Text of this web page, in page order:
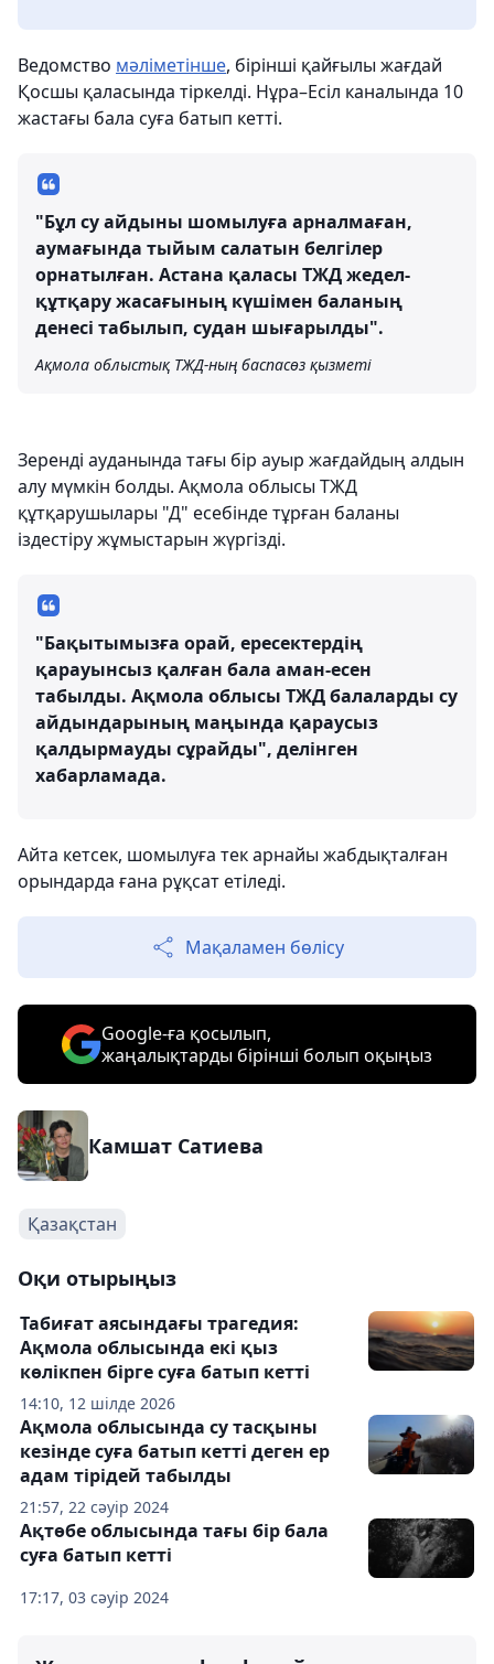
Ведомство мәліметінше, бірінші қайғылы жағдай
Қосшы қаласында тіркелді. Нұра–Есіл каналында 10
жастағы бала суға батып кетті.
"Бұл су айдыны шомылуға арналмаған,
аумағында тыйым салатын белгілер
орнатылған. Астана қаласы ТЖД жедел-
құтқару жасағының күшімен баланың
денесі табылып, судан шығарылды".
Ақмола облыстық ТЖД-ның баспасөз қызметі
Зеренді ауданында тағы бір ауыр жағдайдың алдын
алу мүмкін болды. Ақмола облысы ТЖД
құтқарушылары "Д" есебінде тұрған баланы
іздестіру жұмыстарын жүргізді.
"Бақытымызға орай, ересектердің
қарауынсыз қалған бала аман-есен
табылды. Ақмола облысы ТЖД балаларды су
айдындарының маңында қараусыз
қалдырмауды сұрайды", делінген
хабарламада.
Айта кетсек, шомылуға тек арнайы жабдықталған
орындарда ғана рұқсат етіледі.
Мақаламен бөлісу
Google-ға қосылып,
жаңалықтарды бірінші болып оқыңыз
Камшат Сатиева
Қазақстан
Оқи отырыңыз
14:10, 12 шілде 2026
Табиғат аясындағы трагедия:
Ақмола облысында екі қыз
көлікпен бірге суға батып кетті
21:57, 22 сәуір 2024
Ақмола облысында су тасқыны
кезінде суға батып кетті деген ер
адам тірідей табылды
17:17, 03 сәуір 2024
Ақтөбе облысында тағы бір бала
суға батып кетті